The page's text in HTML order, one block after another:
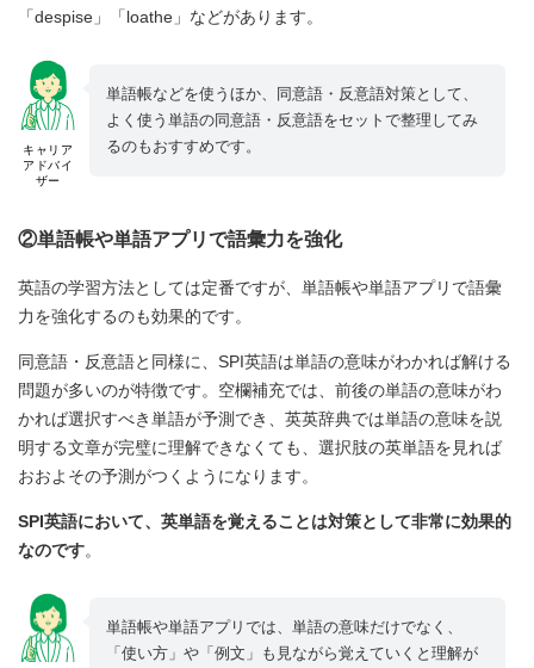
「despise」「loathe」などがあります。
キャリア
アドバイ
ザー
単語帳などを使うほか、同意語・反意語対策として、
よく使う単語の同意語・反意語をセットで整理してみ
るのもおすすめです。
②単語帳や単語アプリで語彙力を強化
英語の学習方法としては定番ですが、単語帳や単語アプリで語彙
力を強化するのも効果的です。
同意語・反意語と同様に、SPI英語は単語の意味がわかれば解ける
問題が多いのが特徴です。空欄補充では、前後の単語の意味がわ
かれば選択すべき単語が予測でき、英英辞典では単語の意味を説
明する文章が完璧に理解できなくても、選択肢の英単語を見れば
おおよその予測がつくようになります。
SPI英語において、英単語を覚えることは対策として非常に効果的
なのです。
単語帳や単語アプリでは、単語の意味だけでなく、
「使い方」や「例文」も見ながら覚えていくと理解が